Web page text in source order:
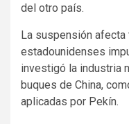
del otro país.
La suspensión
estadounidenses
investigó la industria
buques de China,
aplicadas por Pekín.